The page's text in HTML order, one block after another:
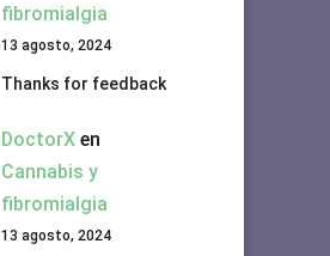
fibromialgia
13 agosto, 2024
Thanks for feedback
DoctorXen
Cannabis y
fibromialgia
13 agosto, 2024